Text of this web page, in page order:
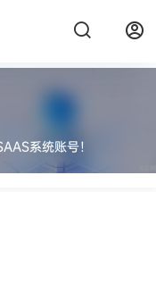
系统账号！